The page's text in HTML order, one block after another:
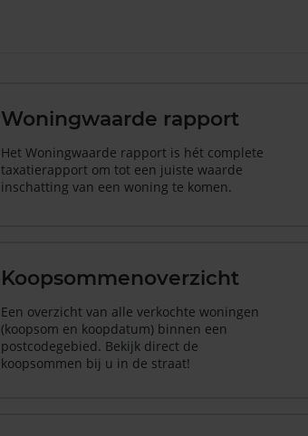
Woningwaarde rapport
Het Woningwaarde rapport is hét complete
taxatierapport om tot een juiste waarde
inschatting van een woning te komen.
Koopsommenoverzicht
Een overzicht van alle verkochte woningen
(koopsom en koopdatum) binnen een
postcodegebied. Bekijk direct de
koopsommen bij u in de straat!